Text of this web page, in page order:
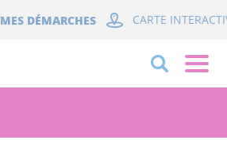
MES DÉMARCHES CARTE